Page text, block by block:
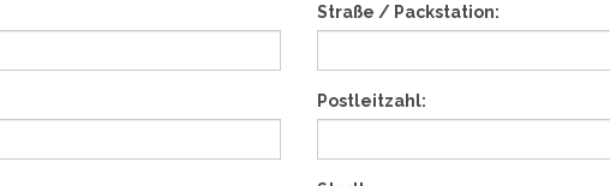
Straße / Packstation:
Postleitzahl: